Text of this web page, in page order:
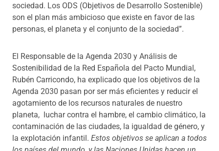
sociedad. Los ODS (Objetivos de Desarrollo Sostenible)
son el plan más ambicioso que existe en favor de las
personas, el planeta y el conjunto de la sociedad”.
El Responsable de la Agenda 2030 y Análisis de
Sostenibilidad de la Red Española del Pacto Mundial,
Rubén Carricondo, ha explicado que los objetivos de la
Agenda 2030 pasan por ser más eficientes y reducir el
agotamiento de los recursos naturales de nuestro
planeta, luchar contra el hambre, el cambio climático, la
contaminación de las ciudades, la igualdad de género, y
la explotación infantil. Estos objetivos se aplican a todos